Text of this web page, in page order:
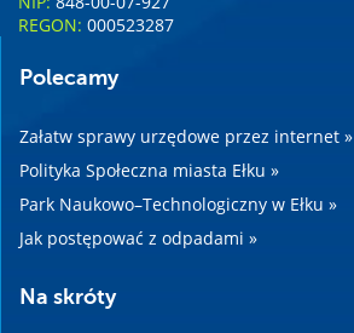
REGON: 000523287
Polecamy
Załatw sprawy urzędowe przez internet »
Polityka Społeczna miasta Ełku »
Park Naukowo–Technologiczny w Ełku »
Jak postępować z odpadami »
Na skróty